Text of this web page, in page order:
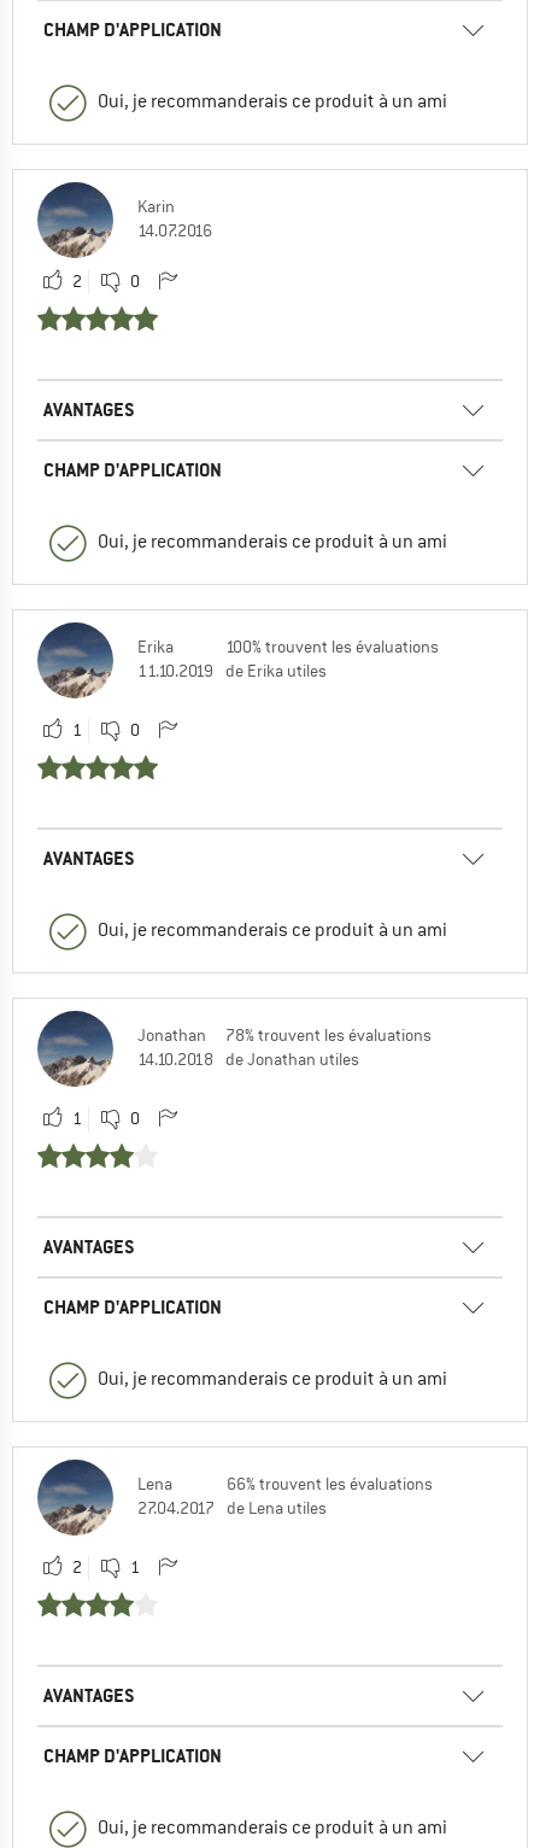
CHAMP D'APPLICATION
Oui, je recommanderais ce produit à un ami
Karin
14.07.2016
2 0
AVANTAGES
CHAMP D'APPLICATION
Oui, je recommanderais ce produit à un ami
Erika
11.10.2019
100% trouvent les évaluations
de Erika utiles
1 0
AVANTAGES
Oui, je recommanderais ce produit à un ami
Jonathan
14.10.2018
78% trouvent les évaluations
de Jonathan utiles
1 0
AVANTAGES
CHAMP D'APPLICATION
Oui, je recommanderais ce produit à un ami
Lena
27.04.2017
66% trouvent les évaluations
de Lena utiles
2 1
AVANTAGES
CHAMP D'APPLICATION
Oui, je recommanderais ce produit à un ami